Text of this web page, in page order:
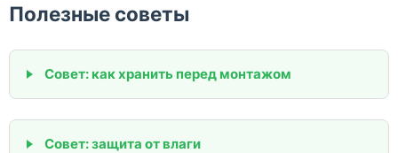
Полезные советы
Совет: как хранить перед монтажом
Совет: защита от влаги